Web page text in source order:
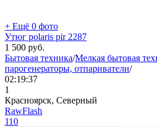
+ Ещё 0 фото
Утюг polaris pir 2287
1 500 руб.
Бытовая техника/Мелкая бытовая
парогенераторы, отпариватели/
02:19:37
1
Красноярск, Северный
RawFlash
110